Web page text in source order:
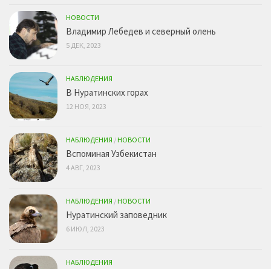
НОВОСТИ
Владимир Лебедев и северный олень
5 ДЕК, 2023
НАБЛЮДЕНИЯ
В Нуратинских горах
12 НОЯ, 2023
НАБЛЮДЕНИЯ /НОВОСТИ
Вспоминая Узбекистан
4 АВГ, 2023
НАБЛЮДЕНИЯ /НОВОСТИ
Нуратинский заповедник
6 ИЮЛ, 2023
НАБЛЮДЕНИЯ